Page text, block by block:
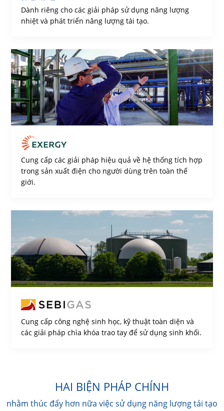
Dành riêng cho các giải pháp sử dụng năng lượng
nhiệt và phát triển năng lượng tái tạo.
Cung cấp các giải pháp hiệu quả về hệ thống tích hợp
trong sản xuất điện cho người dùng trên toàn thế
giới.
Cung cấp công nghệ sinh học, kỹ thuật toàn diện và
các giải pháp chìa khóa trao tay để sử dụng sinh khối.
HAI BIỆN PHÁP CHÍNH
nhằm thúc đẩy hơn nữa việc sử dụng năng lượng tái tạo